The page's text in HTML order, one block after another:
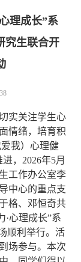
理成长”系
生联合开
38
实关注学生心
情绪，培育积
我）心理健
， 2026年5月
工作办公室李
中心的重点支
格、邓恒奇共
·心理成长”系
顺利举行。活
场参与。本次